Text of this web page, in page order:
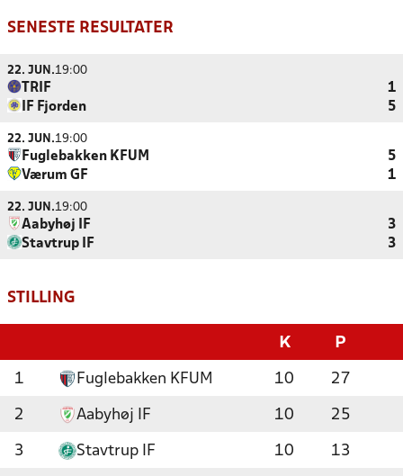
SENESTE RESULTATER
22. JUN.19:00
TRIF
1
IF Fjorden
5
22. JUN.19:00
Fuglebakken KFUM
5
Værum GF
1
22. JUN.19:00
Aabyhøj IF
3
Stavtrup IF
3
STILLING
K P
1 Fuglebakken KFUM 10 27
2 Aabyhøj IF 10 25
3 Stavtrup IF 10 13